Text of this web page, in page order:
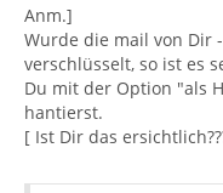
Anm.]
Wurde die mail von Dir
verschlüsselt, so ist es
Du mit der Option "als
hantierst.
[ Ist Dir das